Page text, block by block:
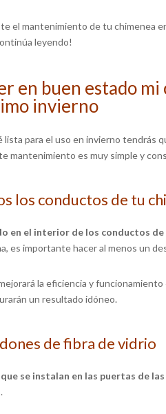
el mantenimiento de tu chimenea
leyendo!
en buen estado
invierno
para el uso en invierno tendrás
mantenimiento es muy simple y
los conductos de tu
en el interior de los conductos
es importante hacer al menos un
la eficiencia y funcionamiento
un resultado idóneo.
de fibra de vidrio
se instalan en las puertas de
.